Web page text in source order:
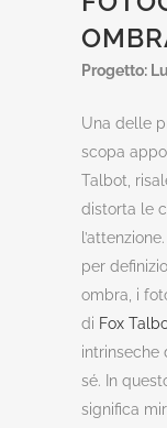
Progetto:
Una delle
scopa
Talbot,
distorta le
per
ombra, i
di Fox
intrinseche
sé. In
significa